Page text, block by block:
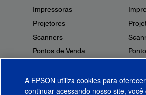
Impressoras
Projetores
Scanners
Pontos de Venda
Microdispositivos
Tintas
A EPSON utiliza cookies para
continuar acessando nosso site,